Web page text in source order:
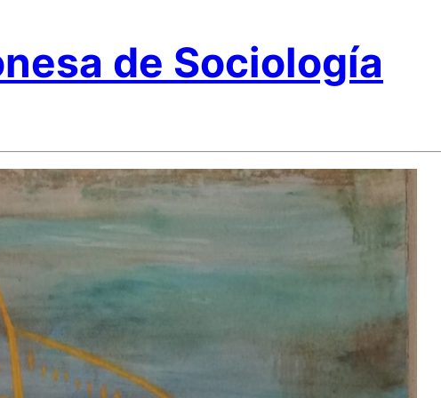
de Sociología